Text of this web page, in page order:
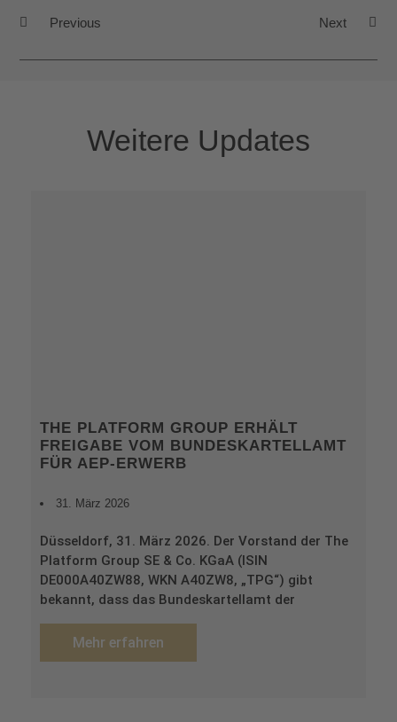
Previous Next
Weitere Updates
THE PLATFORM GROUP ERHÄLT
FREIGABE VOM BUNDESKARTELLAMT
FÜR AEP-ERWERB
31. März 2026
Düsseldorf, 31. März 2026. Der Vorstand der The
Platform Group SE & Co. KGaA (ISIN
DE000A40ZW88, WKN A40ZW8, „TPG“) gibt
bekannt, dass das Bundeskartellamt der
Mehr erfahren